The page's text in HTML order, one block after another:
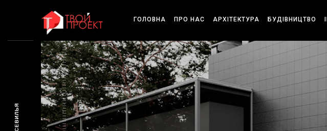
ГОЛОВНА ПРО НАС АРХІТЕКТУРА БУДІВНИЦТВО
СЕВИЛЬЯ